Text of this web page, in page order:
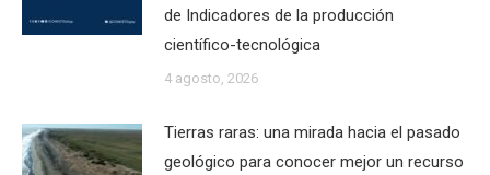
de Indicadores de la producción
científico-tecnológica
4 agosto, 2026
Tierras raras: una mirada hacia el pasado
geológico para conocer mejor un recurso